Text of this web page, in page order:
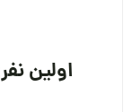
اولین